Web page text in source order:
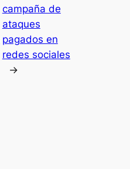
campaña de
ataques
pagados en
redes sociales
→